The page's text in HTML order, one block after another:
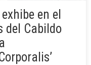
en el
del Cabildo